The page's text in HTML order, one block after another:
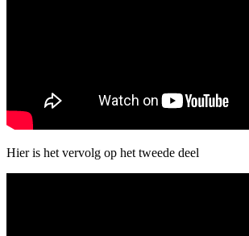
Hier is het vervolg op het tweede deel